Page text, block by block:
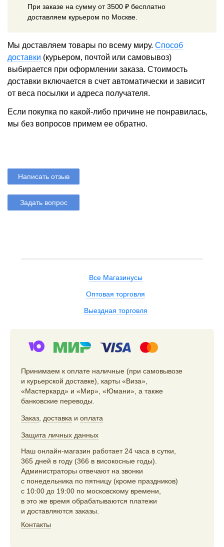
При заказе на сумму от 3500 ₽ бесплатно
доставляем курьером по Москве.
Мы доставляем товары по всему миру. Способ
доставки (курьером, почтой или самовывоз)
выбирается при оформлении заказа. Стоимость
доставки включается в счет автоматически и зависит
от веса посылки и адреса получателя.
Если покупка по какой-либо причине не понравилась,
мы без вопросов примем ее обратно.
Написать отзыв
Задать вопрос
Все Магазинусы
Оптовая торговля
Выездная торговля
Принимаем к оплате наличные (при самовывозе
и курьерской доставке), карты «Виза»,
«Мастеркард» и «Мир», «Юмани», а также
банковские переводы.
Заказ доставка и оплата
Защита личных данных
Наш онлайн-магазин работает 24 часа в сутки,
365 дней в году (366 в високосные годы).
Администраторы отвечают на звонки
с понедельника по пятницу (кроме праздников)
с 10:00 до 19:00 по московскому времени,
в это же время обрабатываются платежи
и доставляются заказы.
Контакты